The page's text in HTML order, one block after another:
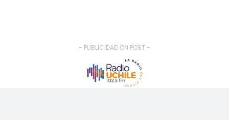
- PUBLICIDAD ON POST -